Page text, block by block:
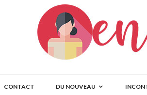
CONTACT DU NOUVEAU